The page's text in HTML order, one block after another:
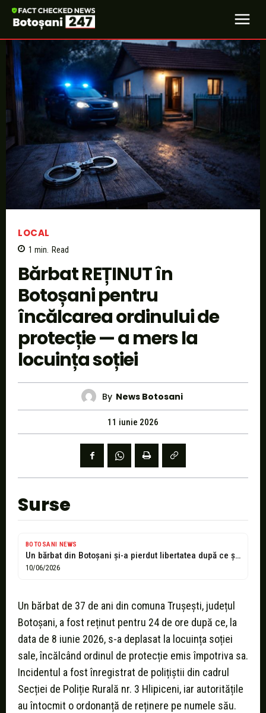
LOCAL
1 min. Read
Bărbat REȚINUT în
Botoșani pentru
încălcarea ordinului de
protecție — a mers la
locuința soției
By News Botosani
11 iunie 2026
Surse
BOTOSANI NEWS
Un bărbat din Botoşani şi-a pierdut libertatea după ce şi-a "vizitat" soţia,...
10/06/2026
Un bărbat de 37 de ani din comuna Trușești, județul
Botoșani, a fost reținut pentru 24 de ore după ce, la
data de 8 iunie 2026, s-a deplasat la locuința soției
sale, încălcând ordinul de protecție emis împotriva sa.
Incidentul a fost înregistrat de polițiștii din cadrul
Secției de Poliție Rurală nr. 3 Hlipiceni, iar autoritățile
au întocmit o ordonanță de reținere pe numele său.